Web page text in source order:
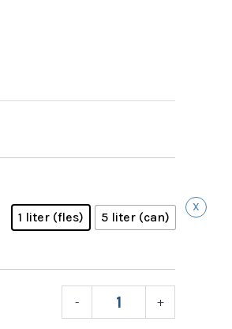
1 liter (fles) 5 liter (can)
X
- +